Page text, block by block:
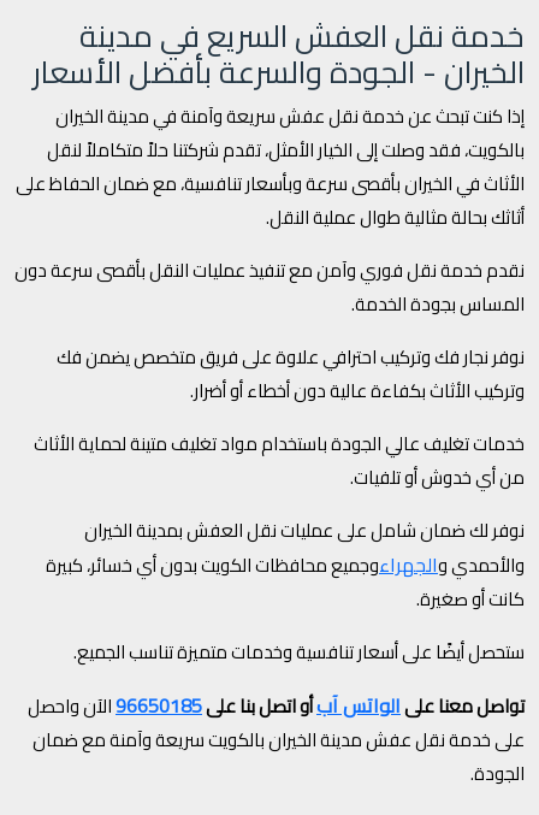
خدمة نقل العفش السريع في مدينة
الخيران - الجودة والسرعة بأفضل الأسعار
إذا كنت تبحث عن خدمة نقل عفش سريعة وآمنة في مدينة الخيران
بالكويت، فقد وصلت إلى الخيار الأمثل، تقدم شركتنا حلاً متكاملاً لنقل
الأثاث في الخيران بأقصى سرعة وبأسعار تنافسية، مع ضمان الحفاظ على
أثاثك بحالة مثالية طوال عملية النقل.
نقدم خدمة نقل فوري وآمن مع تنفيذ عمليات النقل بأقصى سرعة دون
المساس بجودة الخدمة.
نوفر نجار فك وتركيب احترافي علاوة على فريق متخصص يضمن فك
وتركيب الأثاث بكفاءة عالية دون أخطاء أو أضرار.
خدمات تغليف عالي الجودة باستخدام مواد تغليف متينة لحماية الأثاث
من أي خدوش أو تلفيات.
نوفر لك ضمان شامل على عمليات نقل العفش بمدينة الخيران
والأحمدي والجهراءوجميع محافظات الكويت بدون أي خسائر، كبيرة
كانت أو صغيرة.
ستحصل أيضًا على أسعار تنافسية وخدمات متميزة تناسب الجميع.
تواصل معنا علىالواتس آبأو اتصل بنا على96650185الآن واحصل
على خدمة نقل عفش مدينة الخيران بالكويت سريعة وآمنة مع ضمان
الجودة.